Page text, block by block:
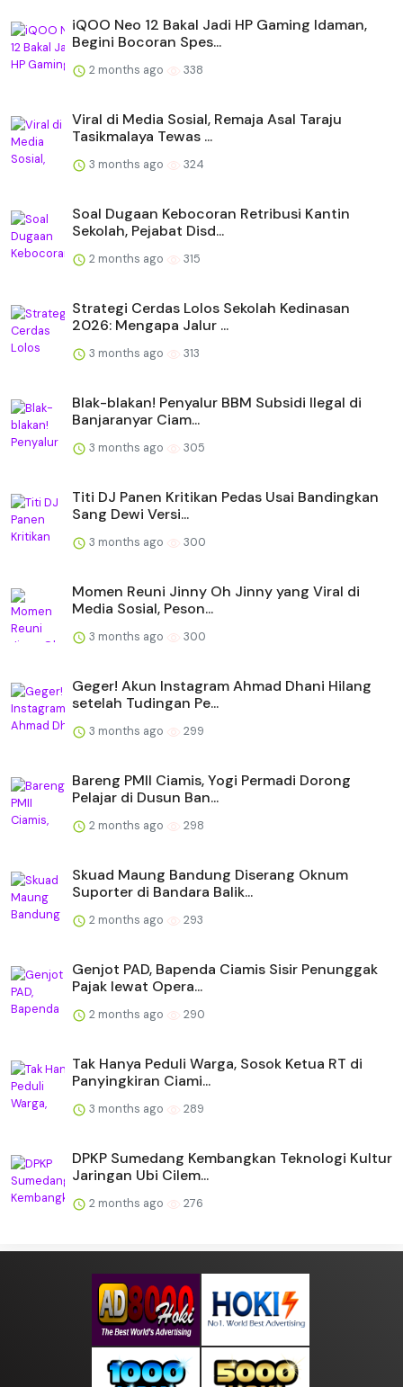
iQOO Neo 12 Bakal Jadi HP Gaming Idaman,
Begini Bocoran Spes...
2 months ago 338
Viral di Media Sosial, Remaja Asal Taraju
Tasikmalaya Tewas ...
3 months ago 324
Soal Dugaan Kebocoran Retribusi Kantin
Sekolah, Pejabat Disd...
2 months ago 315
Strategi Cerdas Lolos Sekolah Kedinasan
2026: Mengapa Jalur ...
3 months ago 313
Blak-blakan! Penyalur BBM Subsidi Ilegal di
Banjaranyar Ciam...
3 months ago 305
Titi DJ Panen Kritikan Pedas Usai Bandingkan
Sang Dewi Versi...
3 months ago 300
Momen Reuni Jinny Oh Jinny yang Viral di
Media Sosial, Peson...
3 months ago 300
Geger! Akun Instagram Ahmad Dhani Hilang
setelah Tudingan Pe...
3 months ago 299
Bareng PMII Ciamis, Yogi Permadi Dorong
Pelajar di Dusun Ban...
2 months ago 298
Skuad Maung Bandung Diserang Oknum
Suporter di Bandara Balik...
2 months ago 293
Genjot PAD, Bapenda Ciamis Sisir Penunggak
Pajak lewat Opera...
2 months ago 290
Tak Hanya Peduli Warga, Sosok Ketua RT di
Panyingkiran Ciami...
3 months ago 289
DPKP Sumedang Kembangkan Teknologi Kultur
Jaringan Ubi Cilem...
2 months ago 276